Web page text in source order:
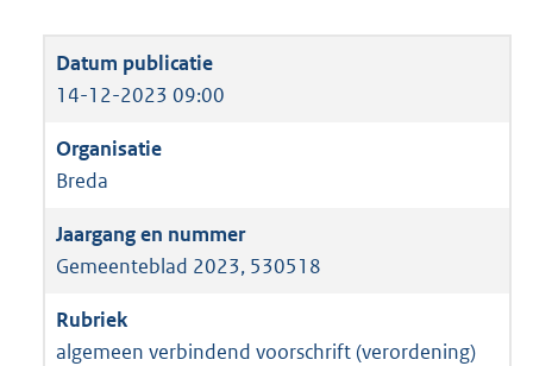
14-12-2023 09:00
Breda
Gemeenteblad 2023, 530518
algemeen verbindend voorschrift (verordening)